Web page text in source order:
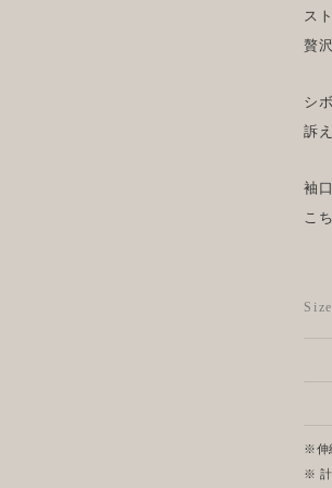
ス
贅
シ
訴
袖
こ
※伸
※ 計